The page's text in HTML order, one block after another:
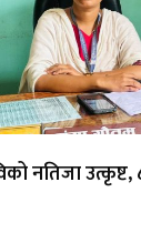
नतिजा उत्कृष्ट,